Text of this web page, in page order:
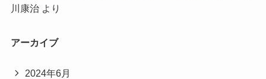
川康治より
アーカイブ
2024年6月